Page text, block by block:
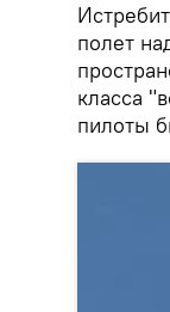
полет
класса
пилоты